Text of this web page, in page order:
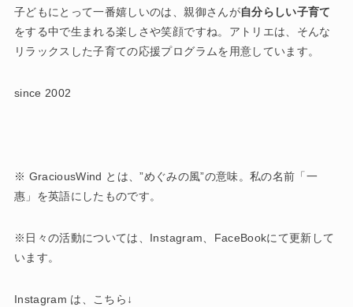
子どもにとって一番嬉しいのは、親御さんが自分らしい子育て
をする中で生まれる楽しさや笑顔ですね。アトリエは、そんな
リラックスした子育ての応援プログラムを用意しています。
since 2002
※ GraciousWind とは、”めぐみの風”の意味。私の名前「一
惠」を英語にしたものです。
※日々の活動については、Instagram、FaceBookにて更新して
います。
Instagram は、こちら↓